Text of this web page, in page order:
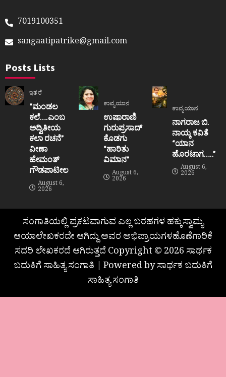
7019100351
sangaatipatrike@gmail.com
Posts Lists
ಇತರೆ
“ಮಂಡಲ
ಕಲೆ….ಎಂಬ
ಅದ್ವಿತೀಯ
ಕಲಾ ರಚನೆ”‌
ವೀಣಾ
ಹೇಮಂತ್‌
ಗೌಡಪಾಟೀಲ
August 6,
2026
ಕಾವ್ಯಯಾನ
ಉಷಾರಾಣಿ
ಗುರುಪ್ರಸಾದ್
ಕೊಡಗು
“ಹಾರಿತು
ವಿಮಾನ”
August 6,
2026
ಕಾವ್ಯಯಾನ
ನಾಗರಾಜ ಬಿ.
ನಾಯ್ಕ ಕವಿತೆ
“ಯಾನ
ಹೊರಟಾಗ…..”
August 6,
2026
ಸಂಗಾತಿಯಲ್ಲಿ ಪ್ರಕಟವಾಗುವ ಎಲ್ಲ ಬರಹಗಳ ಹಕ್ಕುಸ್ವಾಮ್ಯ
ಆಯಾಲೇಖಕರದೇ ಆಗಿದ್ದು ಅವರ ಅಭಿಪ್ರಾಯಗಳಹೊಣೆಗಾರಿಕೆ
ಸದರಿ ಲೇಖಕರದೆ ಆಗಿರುತ್ತದೆ Copyright © 2026 ಸಾರ್ಥಕ
ಬದುಕಿಗೆ ಸಾಹಿತ್ಯ ಸಂಗಾತಿ | Powered by ಸಾರ್ಥಕ ಬದುಕಿಗೆ
ಸಾಹಿತ್ಯ ಸಂಗಾತಿ